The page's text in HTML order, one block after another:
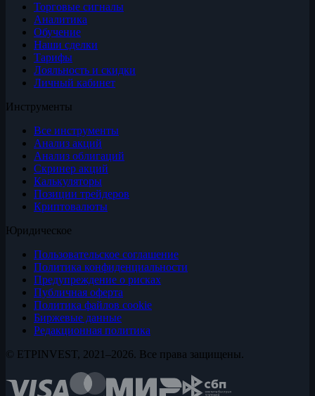
Торговые сигналы
Аналитика
Обучение
Наши сделки
Тарифы
Лояльность и скидки
Личный кабинет
Инструменты
Все инструменты
Анализ акций
Анализ облигаций
Скринер акций
Калькуляторы
Позиции трейдеров
Криптовалюты
Юридическое
Пользовательское соглашение
Политика конфиденциальности
Предупреждение о рисках
Публичная оферта
Политика файлов cookie
Биржевые данные
Редакционная политика
© ETPINVEST, 2021–2026. Все права защищены.